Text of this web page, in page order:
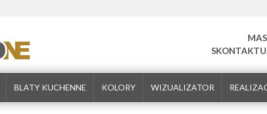
BLATY KUCHENNE KOLORY WIZUALIZATOR